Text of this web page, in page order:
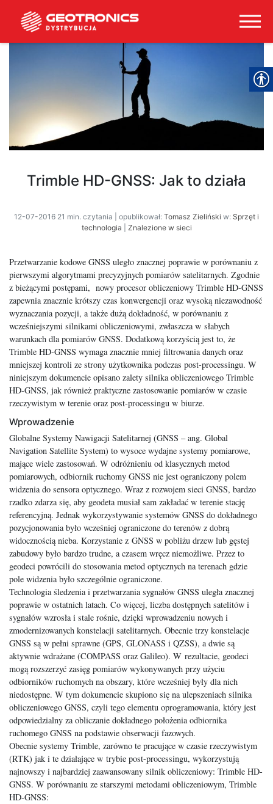
Trimble HD-GNSS: Jak to działa
12-07-2016 21 min. czytania | opublikował: Tomasz Zieliński w: Sprzęt i
technologia
Znalezione w sieci
Przetwarzanie kodowe GNSS uległo znacznej poprawie w porównaniu z
pierwszymi algorytmami precyzyjnych pomiarów satelitarnych. Zgodnie
z bieżącymi postępami, nowy procesor obliczeniowy Trimble HD-GNSS
zapewnia znacznie krótszy czas konwergencji oraz wysoką niezawodność
wyznaczania pozycji, a także dużą dokładność, w porównaniu z
wcześniejszymi silnikami obliczeniowymi, zwłaszcza w słabych
warunkach dla pomiarów GNSS. Dodatkową korzyścią jest to, że
Trimble HD-GNSS wymaga znacznie mniej filtrowania danych oraz
mniejszej kontroli ze strony użytkownika podczas post-processingu. W
niniejszym dokumencie opisano zalety silnika obliczeniowego Trimble
HD-GNSS, jak również praktyczne zastosowanie pomiarów w czasie
rzeczywistym w terenie oraz post-processingu w biurze.
Wprowadzenie
Globalne Systemy Nawigacji Satelitarnej (GNSS – ang. Global
Navigation Satellite System) to wysoce wydajne systemy pomiarowe,
mające wiele zastosowań. W odróżnieniu od klasycznych metod
pomiarowych, odbiornik ruchomy GNSS nie jest ograniczony polem
widzenia do sensora optycznego. Wraz z rozwojem sieci GNSS, bardzo
rzadko zdarza się, aby geodeta musiał sam zakładać w terenie stację
referencyjną. Jednak wykorzystywanie systemów GNSS do dokładnego
pozycjonowania było wcześniej ograniczone do terenów z dobrą
widocznością nieba. Korzystanie z GNSS w pobliżu drzew lub gęstej
zabudowy było bardzo trudne, a czasem wręcz niemożliwe. Przez to
geodeci powrócili do stosowania metod optycznych na terenach gdzie
pole widzenia było szczególnie ograniczone.
Technologia śledzenia i przetwarzania sygnałów GNSS uległa znacznej
poprawie w ostatnich latach. Co więcej, liczba dostępnych satelitów i
sygnałów wzrosła i stale rośnie, dzięki wprowadzeniu nowych i
zmodernizowanych konstelacji satelitarnych. Obecnie trzy konstelacje
GNSS są w pełni sprawne (GPS, GLONASS i QZSS), a dwie są
aktywnie wdrażane (COMPASS oraz Galileo). W rezultacie, geodeci
mogą rozszerzyć zasięg pomiarów wykonywanych przy użyciu
odbiorników ruchomych na obszary, które wcześniej były dla nich
niedostępne. W tym dokumencie skupiono się na ulepszeniach silnika
obliczeniowego GNSS, czyli tego elementu oprogramowania, który jest
odpowiedzialny za obliczanie dokładnego położenia odbiornika
ruchomego GNSS na podstawie obserwacji fazowych.
Obecnie systemy Trimble, zarówno te pracujące w czasie rzeczywistym
(RTK) jak i te działające w trybie post-processingu, wykorzystują
najnowszy i najbardziej zaawansowany silnik obliczeniowy: Trimble HD-
GNSS. W porównaniu ze starszymi metodami obliczeniowym, Trimble
HD-GNSS: